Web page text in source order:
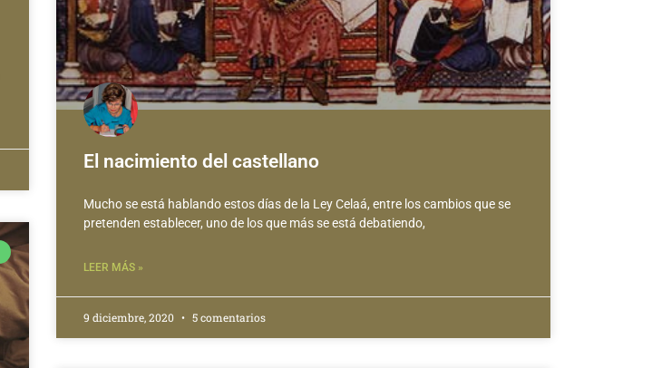
El nacimiento del castellano
Mucho se está hablando estos días de la Ley Celaá, entre los cambios que se
pretenden establecer, uno de los que más se está debatiendo,
LEER MÁS »
9 diciembre, 2020 5 comentarios